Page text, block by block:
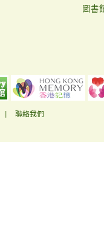
圖書
聯絡我們